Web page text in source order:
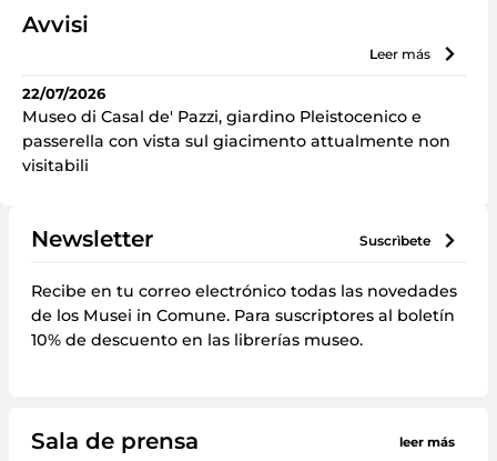
Avvisi
leer más
22/07/2026
Museo di Casal de' Pazzi, giardino Pleistocenico e
passerella con vista sul giacimento attualmente non
visitabili
Newsletter suscrìbete
Recibe en tu correo electrónico todas las novedades
de los Musei in Comune. Para suscriptores al boletín
10% de descuento en las librerías museo.
Sala de prensa leer más